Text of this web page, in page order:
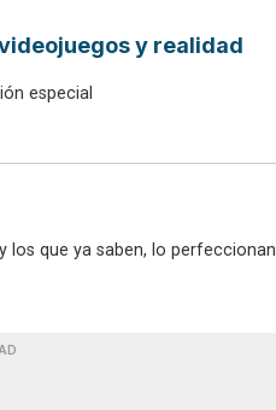
y realidad
especial
los que ya saben, lo perfeccionan